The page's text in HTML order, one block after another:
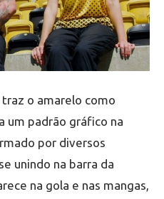
o amarelo como
um padrão gráfico na
por diversos
unindo na barra da
na gola e nas mangas,